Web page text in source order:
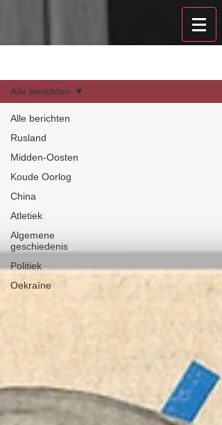
Alle berichten
Rusland
Midden-Oosten
Koude Oorlog
China
Atletiek
Algemene
geschiedenis
Politiek
Oekraïne
Alle berichten